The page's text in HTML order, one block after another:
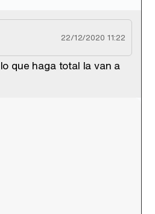
22/12/2020 11:22
que haga total la van a